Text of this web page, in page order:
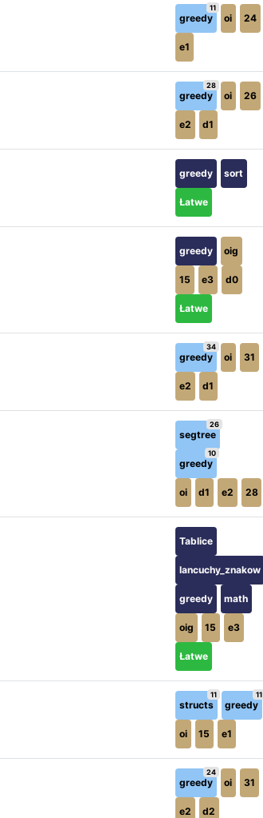
greedy
11
oi 24
e1
greedy
28
oi 26
e2 d1
greedy sort
Łatwe
greedy oig
15 e3 d0
Łatwe
greedy
34
oi 31
e2 d1
segtree
26
greedy
10
oi d1 e2 28
Tablice
lancuchy_znakow
greedy math
oig 15 e3
Łatwe
structs
11
greedy
11
oi 15 e1
greedy
24
oi 31
e2 d2